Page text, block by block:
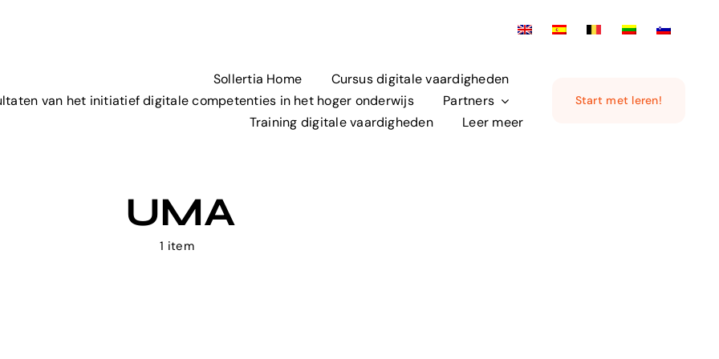
Sollertia Home
Cursus digitale vaardigheden
van het initiatief digitale competenties in het hoger onderwijs
Partners
Training digitale vaardigheden
Leer meer
Start met leren!
UMA
1 item